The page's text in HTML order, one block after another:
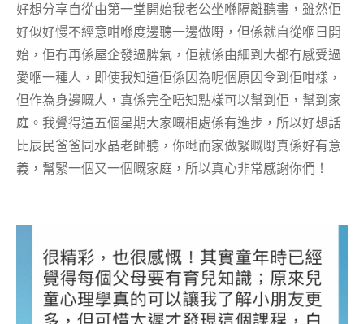
好想分享自從由第一堂開始我老公坐喺隔離聽書，雖然佢
好似好慢不經意咁喺度邊聽一邊做嘢，但係就自從嗰日開
始，佢冇再係屋企發過脾氣，佢就係由細到大都冇感受過
愛嗰一種人，即使我知道佢係因為呢個原因令到佢咁樣，
但作為身邊嘅人，真係完全唔知點樣可以幫到佢，幫到家
庭。我覺得這五個星期大家嘅相處係有進步，所以好想話
比辰民爸爸同水晶老師聽，你哋而家做緊嘅嘢真係好有意
義，幫緊一個又一個嘅家庭，所以真心非常感謝你們！